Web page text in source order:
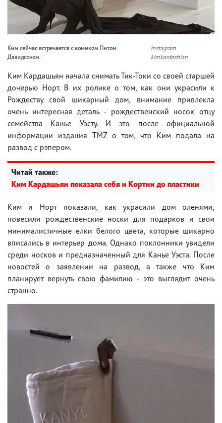
Ким сейчас встречается с комиком Питом
Дэвидсоном.
instagram
kimkardashian
Ким Кардашьян начала снимать Тик-Токи со своей старшей
дочерью Норт. В их ролике о том, как они украсили к
Рождеству свой шикарный дом, внимание привлекла
очень интересная деталь - рождественский носок отцу
семейства Канье Уэсту. И это после официальной
информации издания TMZ о том, что Ким подала на
развод с рэпером.
Читай также:
Ким Кардашьян показала себя и Кортни до пластики
Ким и Норт показали, как украсили дом оленями,
повесили рождественские носки для подарков и свои
минималистичные елки белого цвета, которые шикарно
вписались в интерьер дома. Однако поклонники увидели
среди носков и предназначенный для Канье Уэста. После
новостей о заявлении на развод, а также что Ким
планирует вернуть свою фамилию - это выглядит очень
странно.